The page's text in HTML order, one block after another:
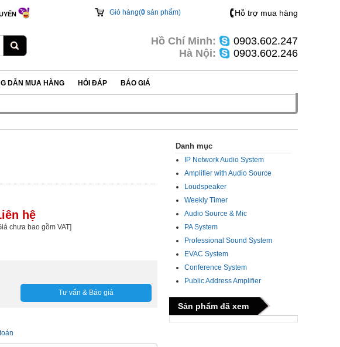
Hỗ trợ mua hàng
Hồ Chí Minh:
0903.602.247
Hà Nội:
0903.602.246
Giỏ hàng(0 sản phẩm)
DẪN MUA HÀNG HỎI ĐÁP BÁO GIÁ
hệ
chưa bao gồm VAT]
Tư vấn & Báo giá
Danh mục
IP Network Audio System
Amplifier with Audio Source
Loudspeaker
Weekly Timer
Audio Source & Mic
PA System
Professional Sound System
EVAC System
Conference System
Public Address Amplifier
Sản phẩm đã xem